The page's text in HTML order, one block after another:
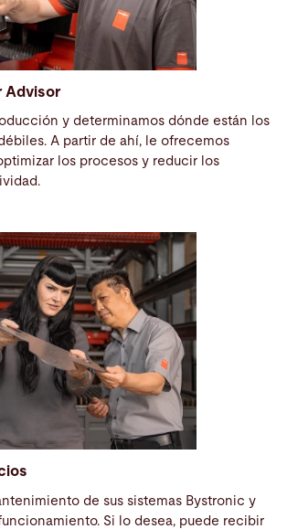
Advisor
y determinamos dónde están los
A partir de ahí, le ofrecemos
los procesos y reducir los
de sus sistemas Bystronic y
Si lo desea, puede recibir